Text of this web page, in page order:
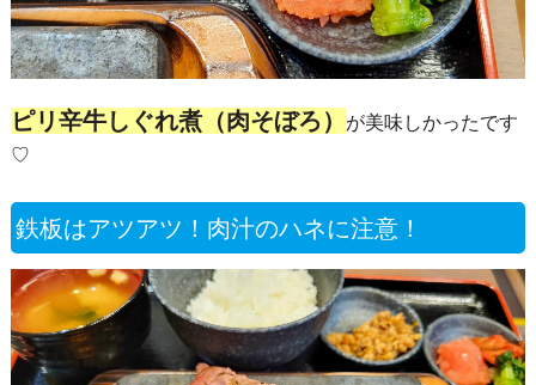
ピリ辛牛しぐれ煮（肉そぼろ）
が美味しかったです
♡
鉄板はアツアツ！肉汁のハネに注意！